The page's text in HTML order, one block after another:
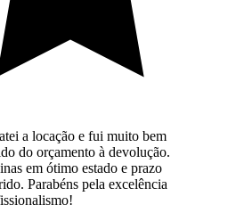
a locação e fui muito bem
do orçamento à devolução.
em ótimo estado e prazo
Parabéns pela excelência